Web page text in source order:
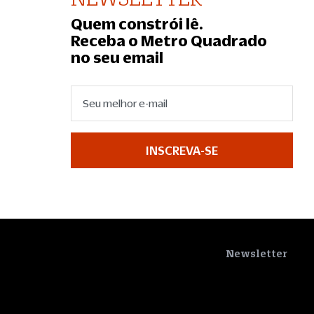
Quem constrói lê.
Receba o Metro Quadrado
no seu email
INSCREVA-SE
Newsletter